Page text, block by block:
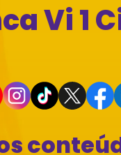
Vi 1